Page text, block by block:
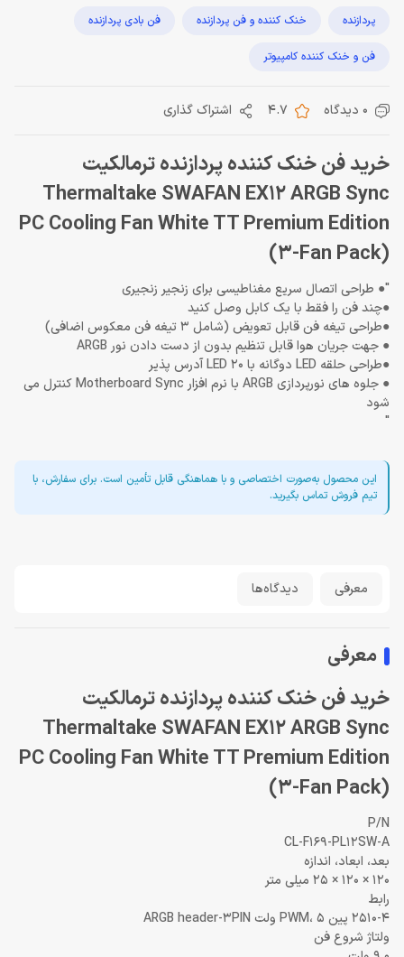
پردازنده خنک کننده و فن پردازنده فن بادی پردازنده
فن و خنک کننده کامپیوتر
0 دیدگاه 4.7 اشتراک گذاری
خرید فن خنک کننده پردازنده ترمالکیت
Thermaltake SWAFAN EX12 ARGB Sync
PC Cooling Fan White TT Premium Edition
(3-Fan Pack)
"● طراحی اتصال سریع مغناطیسی برای زنجیر زنجیری
●چند فن را فقط با یک کابل وصل کنید
●طراحی تیغه فن قابل تعویض (شامل 3 تیغه فن معکوس اضافی)
● جهت جریان هوا قابل تنظیم بدون از دست دادن نور ARGB
●طراحی حلقه LED دوگانه با 20 LED آدرس پذیر
● جلوه های نورپردازی ARGB با نرم افزار Motherboard Sync کنترل می
شود
"
این محصول به‌صورت اختصاصی و با هماهنگی قابل تأمین است. برای سفارش، با
تیم فروش تماس بگیرید.
معرفی دیدگاه‌ها
معرفی
خرید فن خنک کننده پردازنده ترمالکیت
Thermaltake SWAFAN EX12 ARGB Sync
PC Cooling Fan White TT Premium Edition
(3-Fan Pack)
P/N
CL-F169-PL12SW-A
بعد، ابعاد، اندازه
120 × 120 × 25 میلی متر
رابط
2510-4 پین PWM، 5 ولت ARGB header-3PIN
ولتاژ شروع فن